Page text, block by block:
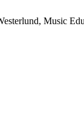
Music